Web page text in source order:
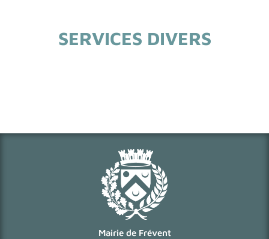
SERVICES DIVERS
Mairie de Frévent